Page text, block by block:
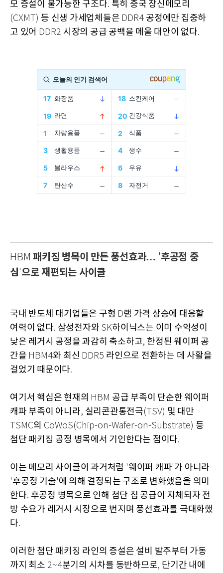
모 증설이 불가능한 구조다. 특히 중국 창신메모리
(CXMT) 등 신생 가세업체들은 DDR4 공정에만 집중하
고 있어 DDR2 시장의 공급 공백을 메울 대안이 없다.
HBM 패키징 병목이 만든 풍선효과… '후공정 중
심'으로 재편되는 사이클
국내 반도체 대기업들은 구형 D램 가격 상승에 대응할
여력이 없다. 삼성전자와 SK하이닉스는 이미 수익성이
낮은 레거시 공정을 과감히 축소하고, 한정된 웨이퍼 공
간을 HBM4와 최신 DDR5 라인으로 전환하는 데 사활을
걸었기 때문이다.
여기서 핵심은 현재의 HBM 공급 부족이 단순한 웨이퍼
캐파 부족이 아니라, 실리콘관통전극(TSV) 및 대만
TSMC의 CoWoS(Chip-on-Wafer-on-Substrate) 등
첨단 패키징 공정 병목에서 기인한다는 점이다.
이는 메모리 사이클이 과거처럼 '웨이퍼 캐파'가 아니라
'후공정 기술'에 의해 결정되는 구조로 변화했음을 의미
한다. 후공정 병목으로 인해 첨단 칩 공급이 지체되자 전
방 수요가 레거시 시장으로 번지며 풍선효과를 극대화했
다.
이러한 첨단 패키징 라인의 증설은 설비 발주부터 가동
까지 최소 2~4분기의 시차를 동반하므로, 단기간 내에